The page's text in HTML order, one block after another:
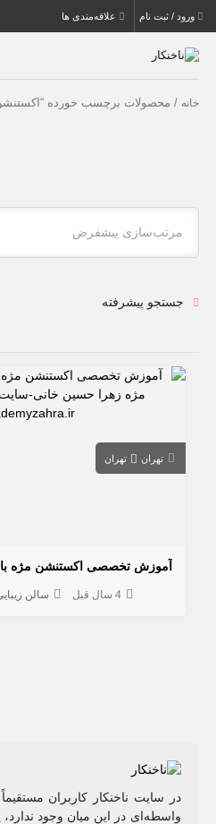
ورود / ثبت نام علاقه‌مندی ها
خانه / محصولات برچسب خورده
مرتب‌سازی پیشفرض
جستجو پیشرفته
تهران تهران
آموزش تخصصی اکستنشن مژه با
4 سال قبل سالن
در سایت ناخنکار کاربران
واسطه‌ای در این میان وجود